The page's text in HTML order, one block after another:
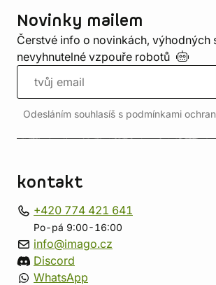
Novinky mailem
Čerstvé info o novinkách, výhodných
nevyhnutelné vzpouře robotů
Odesláním souhlasíš s podmínkami
kontakt
+420 774 421 641
Po-pá 9:00-16:00
info@imago.cz
Discord
WhatsApp